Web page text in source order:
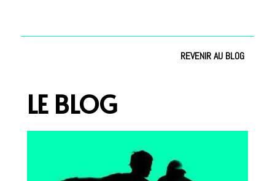
REVENIR AU BLOG
LE BLOG